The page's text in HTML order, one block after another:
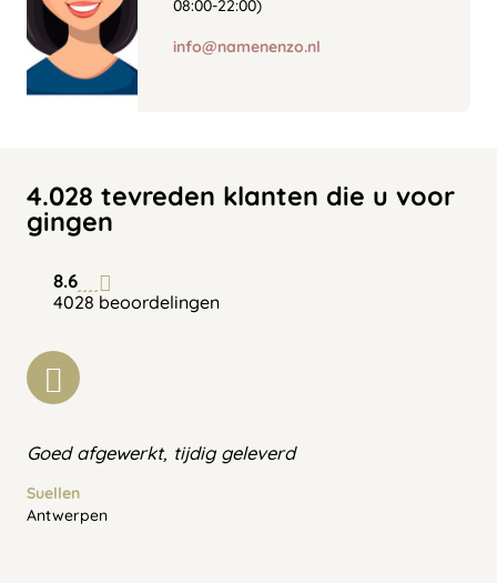
08:00-22:00)
info@namenenzo.nl
4.028 tevreden klanten die u voor
gingen
8.6
4028 beoordelingen
Goed afgewerkt, tijdig geleverd
Suellen
Antwerpen